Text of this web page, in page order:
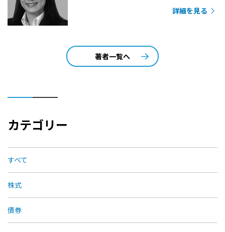
詳細を見る
著者一覧へ
カテゴリー
すべて
株式
債券